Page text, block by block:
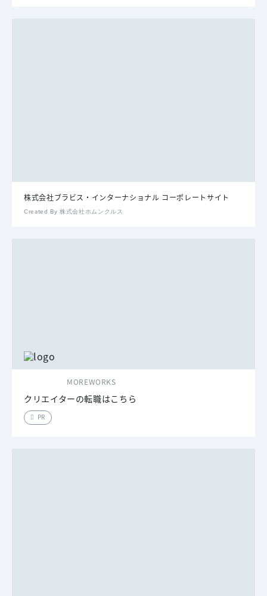
株式会社ブラビス・インターナショナル コーポレートサイト
Created By 株式会社ホムンクルス
MOREWORKS
クリエイターの転職はこちら
PR